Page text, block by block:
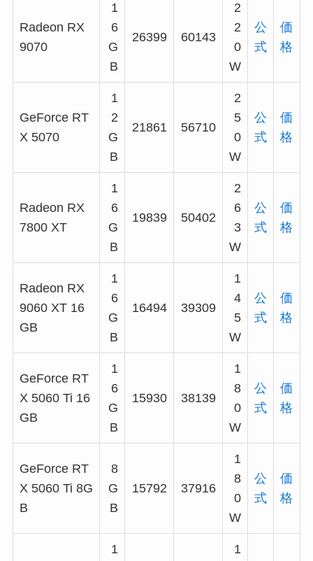
Radeon RX
9070
1
6
G
B
26399 60143
2
2
0
W
公
式
価
格
GeForce RT
X 5070
1
2
G
B
21861 56710
2
5
0
W
公
式
価
格
Radeon RX
7800 XT
1
6
G
B
19839 50402
2
6
3
W
公
式
価
格
Radeon RX
9060 XT 16
GB
1
6
G
B
16494 39309
1
4
5
W
公
式
価
格
GeForce RT
X 5060 Ti 16
GB
1
6
G
B
15930 38139
1
8
0
W
公
式
価
格
GeForce RT
X 5060 Ti 8G
B
8
G
B
15792 37916
1
8
0
W
公
式
価
格
1
1